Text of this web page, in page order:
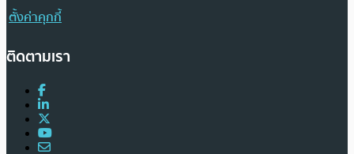
ตั้งค่าคุกกี้
ติดตามเรา